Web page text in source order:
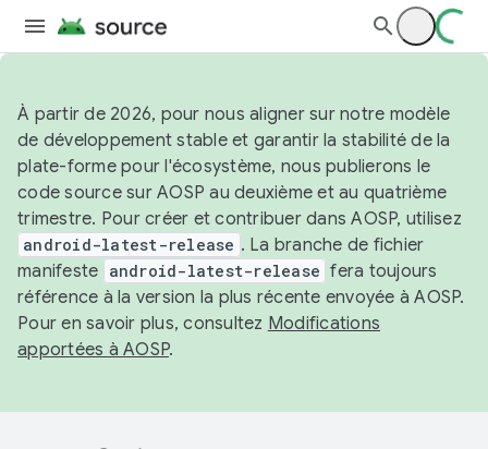
À partir de 2026, pour nous aligner sur notre modèle
de développement stable et garantir la stabilité de la
plate-forme pour l'écosystème, nous publierons le
code source sur AOSP au deuxième et au quatrième
trimestre. Pour créer et contribuer dans AOSP, utilisez
android-latest-release . La branche de fichier
manifeste android-latest-release fera toujours
référence à la version la plus récente envoyée à AOSP.
Pour en savoir plus, consultez Modifications
apportées à AOSP.